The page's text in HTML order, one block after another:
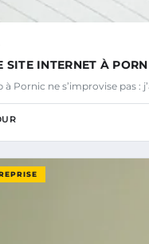
SITE INTERNET À
à Pornic ne s’improvise pas